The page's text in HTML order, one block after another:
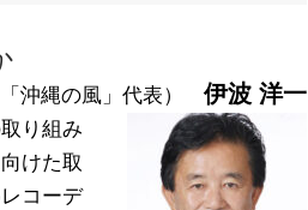
沖縄の風」代表） 伊波 洋一
り組み
けた取
コーデ